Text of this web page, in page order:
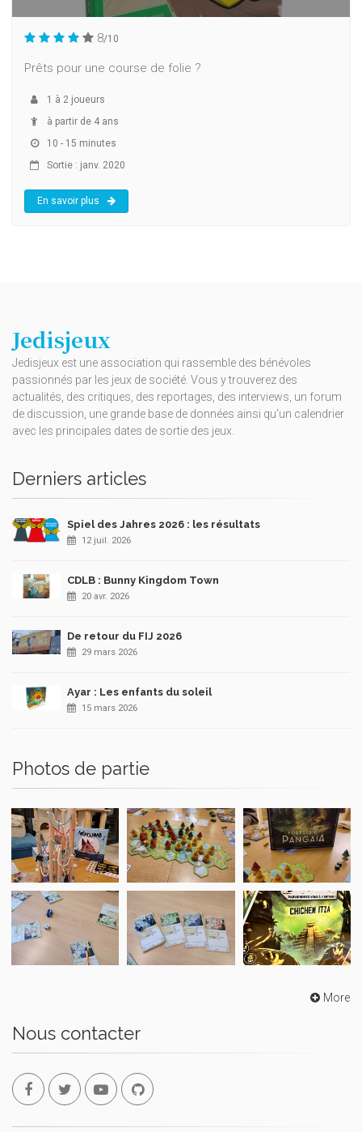
8/10
Prêts pour une course de folie ?
1 à 2 joueurs
à partir de 4 ans
10 - 15 minutes
Sortie : janv. 2020
En savoir plus
Jedisjeux
Jedisjeux est une association qui rassemble des bénévoles
passionnés par les jeux de société. Vous y trouverez des
actualités, des critiques, des reportages, des interviews, un forum
de discussion, une grande base de données ainsi qu’un calendrier
avec les principales dates de sortie des jeux.
Derniers articles
Spiel des Jahres 2026 : les résultats
12 juil. 2026
CDLB : Bunny Kingdom Town
20 avr. 2026
De retour du FIJ 2026
29 mars 2026
Ayar : Les enfants du soleil
15 mars 2026
Photos de partie
More
Nous contacter